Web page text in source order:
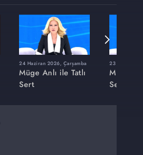
24 Haziran 2026, Çarşamba
Müge Anlı ile Tatlı
Sert
23 Haziran
Müge
Sert